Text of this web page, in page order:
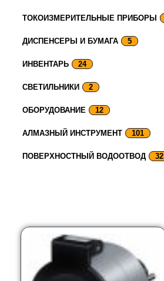
ТОКОИЗМЕРИТЕЛЬНЫЕ ПРИБОРЫ
ДИСПЕНСЕРЫ И БУМАГА 5
ИНВЕНТАРЬ 24
СВЕТИЛЬНИКИ 2
ОБОРУДОВАНИЕ 12
АЛМАЗНЫЙ ИНСТРУМЕНТ 101
ПОВЕРХНОСТНЫЙ ВОДООТВОД 32